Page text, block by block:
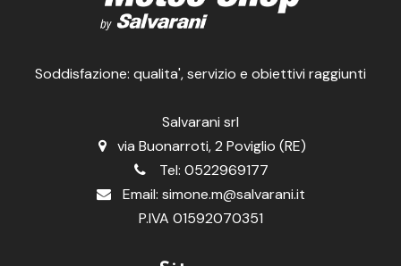
Soddisfazione: qualita', servizio e obiettivi raggiunti
Salvarani srl
via Buonarroti, 2 Poviglio (RE)
Tel: 0522969177
Email: simone.m@salvarani.it
P.IVA 01592070351